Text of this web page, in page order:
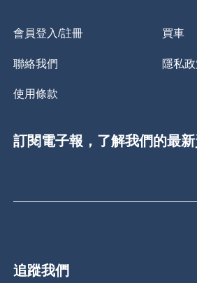
會員登入/註冊 買車
聯絡我們 隱私
使用條款
訂閱電子報，了解我們的最
追蹤我們